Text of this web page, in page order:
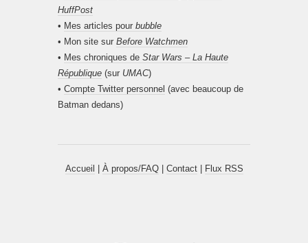
HuffPost
• Mes articles pour bubble
• Mon site sur Before Watchmen
• Mes chroniques de Star Wars – La Haute
République (sur UMAC)
• Compte Twitter personnel (avec beaucoup de
Batman dedans)
Accueil À propos/FAQ| Contact| Flux RSS